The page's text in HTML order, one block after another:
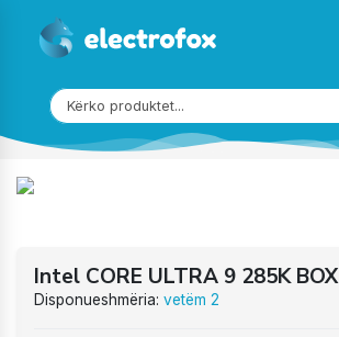
Intel CORE ULTRA 9 285K BOX
Disponueshmëria: vetëm 2